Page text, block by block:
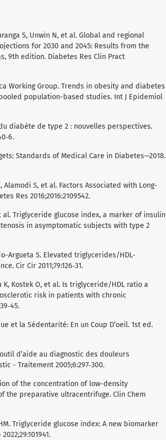
S, Unwin N, et al. Global and regional
for 2030 and 2045: Results from the
9th edition. Diabetes Res Clin Pract
Working Group. Trends in obesity and diabetes
population-based studies. Int J Epidemiol
diabète de type 2 : nouvelles perspectives.
Standards of Medical Care in Diabetes—2018.
Alamodi S, et al. Factors Associated with Long-
Res 2016;2016:2109542.
et al. Triglyceride glucose index, a marker of insulin
in asymptomatic subjects with type 2
Argueta S. Elevated triglycerides/HDL-
Cir Cir 2011;79:126‑31.
K, Kostek O, et al. Is triglyceride/HDL ratio a
risk in patients with chronic
et la Sédentarité: En un Coup D’oeil. 1st ed.
d’aide au diagnostic des douleurs
- Traitement 2005;6:297‑300.
of the concentration of low-density
the preparative ultracentrifuge. Clin Chem
Triglyceride glucose index: A new biomarker